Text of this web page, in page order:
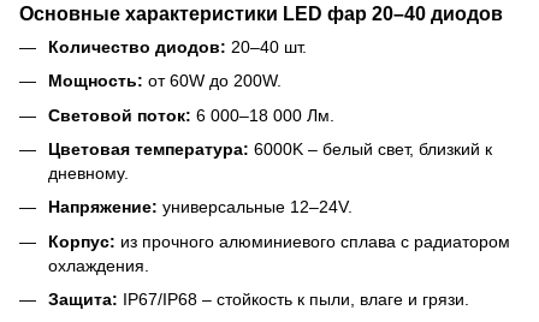
Основные характеристики LED фар 20–40 диодов
Количество диодов: 20–40 шт.
Мощность: от 60W до 200W.
Световой поток: 6 000–18 000 Лм.
Цветовая температура: 6000K – белый свет, близкий к
дневному.
Напряжение: универсальные 12–24V.
Корпус: из прочного алюминиевого сплава с радиатором
охлаждения.
Защита: IP67/IP68 – стойкость к пыли, влаге и грязи.